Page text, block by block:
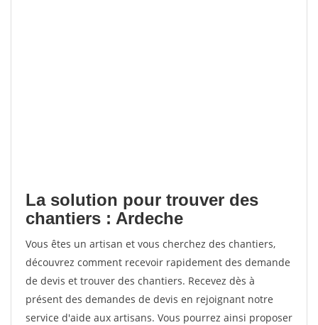
La solution pour trouver des
chantiers : Ardeche
Vous êtes un artisan et vous cherchez des chantiers,
découvrez comment recevoir rapidement des demande
de devis et trouver des chantiers. Recevez dès à
présent des demandes de devis en rejoignant notre
service d'aide aux artisans. Vous pourrez ainsi proposer